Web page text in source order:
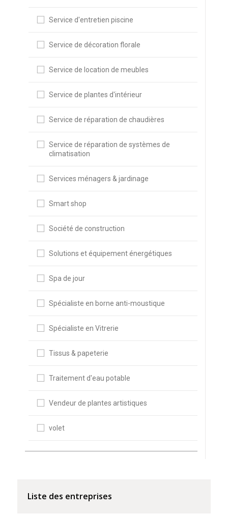
Service d'entretien piscine
Service de décoration florale
Service de location de meubles
Service de plantes d'intérieur
Service de réparation de chaudières
Service de réparation de systèmes de
climatisation
Services ménagers & jardinage
Smart shop
Société de construction
Solutions et équipement énergétiques
Spa de jour
Spécialiste en borne anti-moustique
Spécialiste en Vitrerie
Tissus & papeterie
Traitement d'eau potable
Vendeur de plantes artistiques
volet
Liste des entreprises